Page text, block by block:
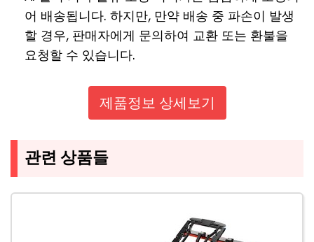
어 배송됩니다. 하지만, 만약 배송 중 파손이 발생
할 경우, 판매자에게 문의하여 교환 또는 환불을
요청할 수 있습니다.
제품정보 상세보기
관련 상품들